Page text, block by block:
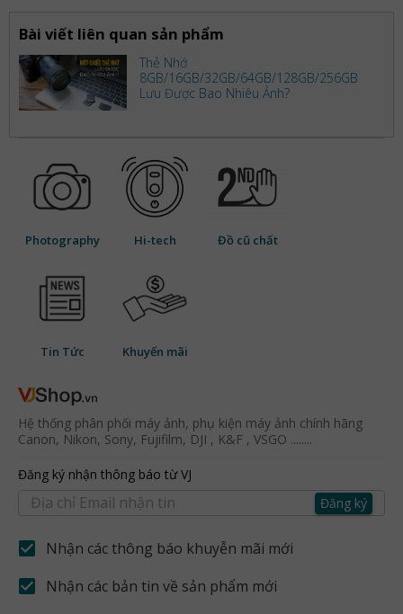
Bài viết liên quan sản phẩm
Thẻ Nhớ
8GB/16GB/32GB/64GB/128GB/256GB
Lưu Được Bao Nhiêu Ảnh?
Photography Hi-tech Đồ cũ chất
Tin Tức Khuyến mãi
Hệ thống phân phối máy ảnh, phụ kiện máy ảnh chính hãng
Canon, Nikon, Sony, Fujifilm, DJI , K&F , VSGO ........
Đăng ký nhận thông báo từ VJ
Đăng ký
Nhận các thông báo khuyễn mãi mới
Nhận các bản tin về sản phẩm mới